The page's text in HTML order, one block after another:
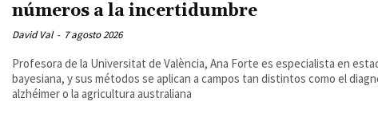
números a la incertidumbre
David Val - 7 agosto 2026
Profesora de la Universitat de València, Ana Forte es especialista en
bayesiana, y sus métodos se aplican a campos tan distintos como el
alzhéimer o la agricultura australiana